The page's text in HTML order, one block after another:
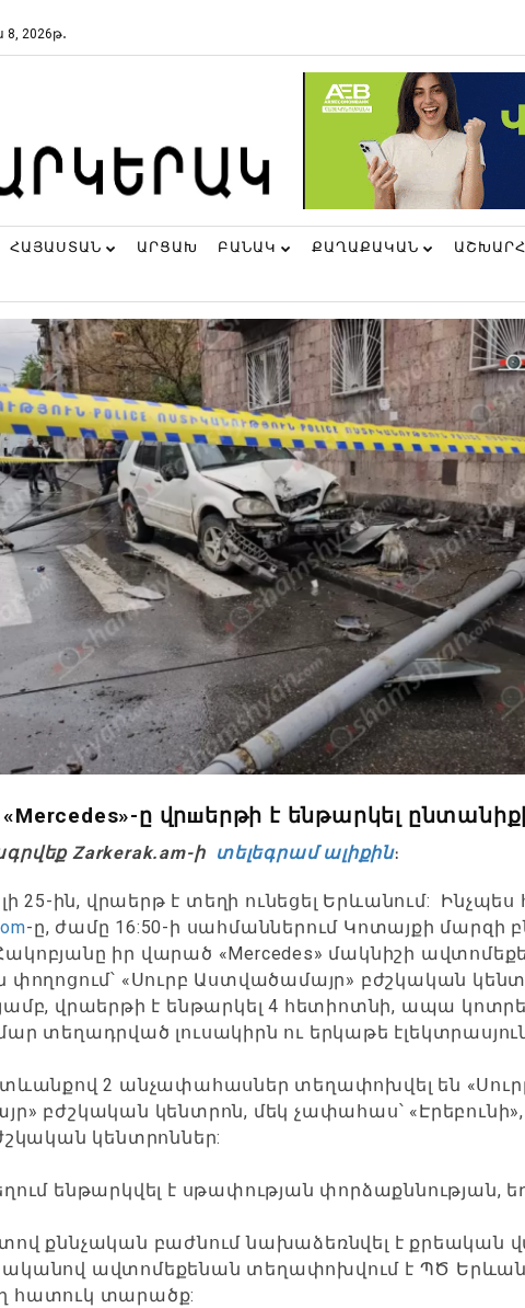
2026թ․
ՀԱՅԱՍՏԱՆ ԱՐՑԱԽ ԲԱՆԱԿ ՔԱՂԱՔԱԿԱՆ ԱՇԽԱՐՀ
ը վրшերթի է ենթարկել
Zarkerak.am-ի տելեգրամ ալիքին։
25-ին, վրաերթ է տեղի ունեցել Երևանում: Ինչպես
-ը, ժամը 16:50-ի սահմաններում Կոտայքի մարզի
իր վարած «Mercedes» մակնիշի
փողոցում՝ «Սուրբ Աստվածամայր» բժշկական
վրաերթի է ենթարկել 4 հետիոտնի, ապա
տեղադրված լուսակիրն ու երկաթե
2 անչափահասներ տեղափոխվել են
բժշկական կենտրոն, մեկ չափահաս՝
կենտրոններ:
ենթարկվել է սթափության փորձաքննության,
քննչական բաժնում նախաձեռնվել է քրեական
ավտոմեքենան տեղափոխվում է ՊԾ
հատուկ տարածք: